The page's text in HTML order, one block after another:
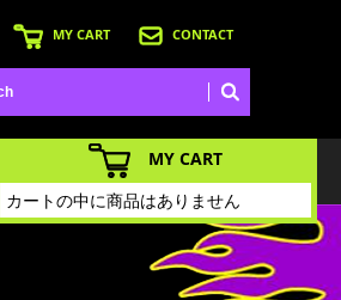
MY CART CONTACT
MY CART
カートの中に商品はありません